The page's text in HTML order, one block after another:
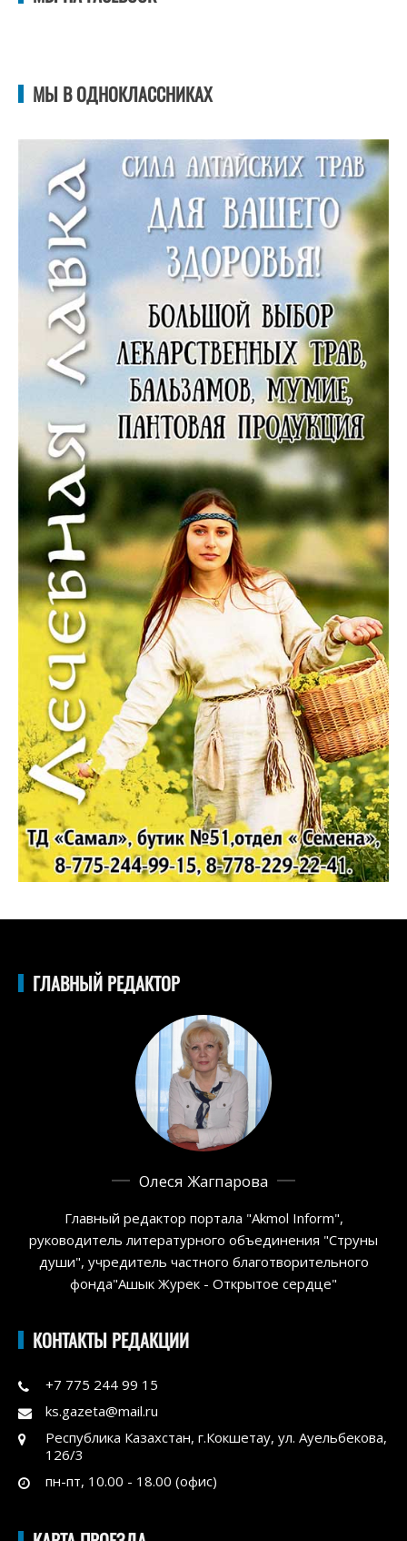
МЫ В ОДНОКЛАССНИКАХ
ГЛАВНЫЙ РЕДАКТОР
Олеся Жагпарова
Главный редактор портала "Akmol Inform",
руководитель литературного объединения "Струны
души", учредитель частного благотворительного
фонда"Ашык Журек - Открытое сердце"
КОНТАКТЫ РЕДАКЦИИ
+7 775 244 99 15
ks.gazeta@mail.ru
Республика Казахстан, г.Кокшетау, ул. Ауельбекова,
126/3
пн-пт, 10.00 - 18.00 (офис)